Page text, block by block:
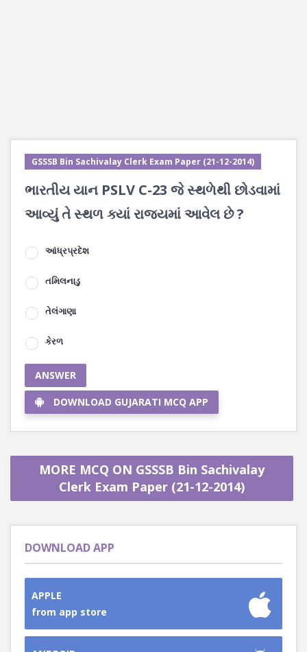
GSSSB Bin Sachivalay Clerk Exam Paper (21-12-2014)
ભારતીય યાન PSLV C-23 જે સ્થળેથી છોડવામાં
આવ્યું તે સ્થળ ક્યાં રાજ્યમાં આવેલ છે ?
આંધ્રપ્રદેશ
તમિલનાડુ
તેલંગાણા
કેરળ
ANSWER
DOWNLOAD GUJARATI MCQ APP
MORE MCQ ON GSSSB Bin Sachivalay
Clerk Exam Paper (21-12-2014)
DOWNLOAD APP
APPLE
from app store